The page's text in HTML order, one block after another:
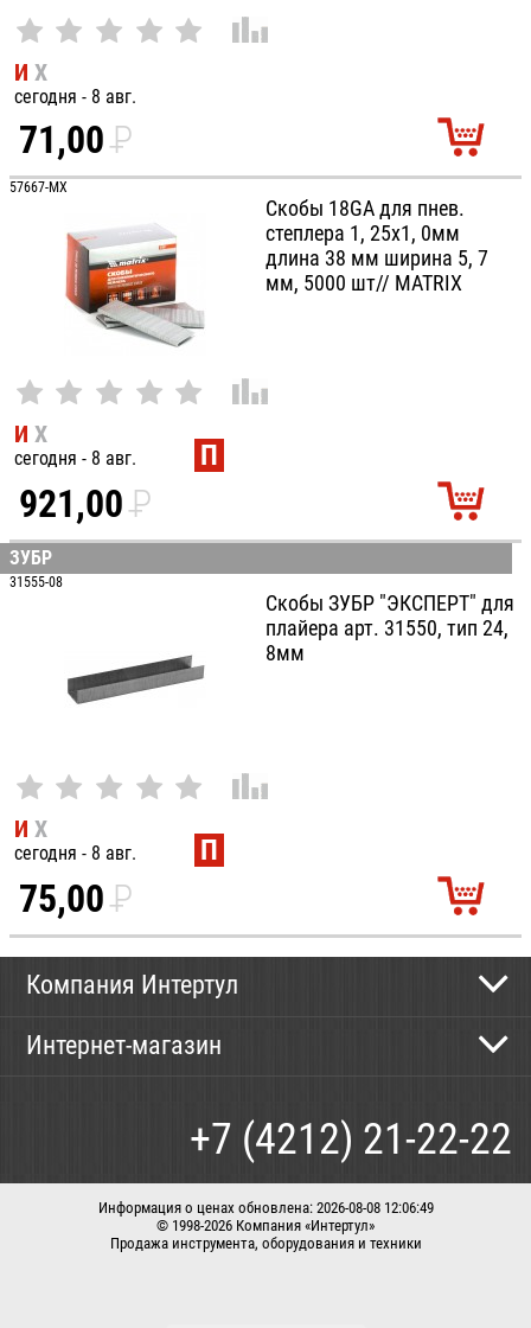
И Х
сегодня - 8 авг.
71,00P
УБ.
57667-MX
Скобы 18GA для пнев.
степлера 1, 25х1, 0мм
длина 38 мм ширина 5, 7
мм, 5000 шт// MATRIX
И Х
сегодня - 8 авг. П
921,00P
УБ.
ЗУБР
31555-08
Скобы ЗУБР "ЭКСПЕРТ" для
плайера арт. 31550, тип 24,
8мм
И Х
сегодня - 8 авг. П
75,00P
УБ.
Компания Интертул
Новости
Интернет-магазин
Доставка
+7 (4212) 21-22-22
Информация о ценах обновлена: 2026-08-08 12:06:49
© 1998-2026 Компания «Интертул»
Продажа инструмента, оборудования и техники